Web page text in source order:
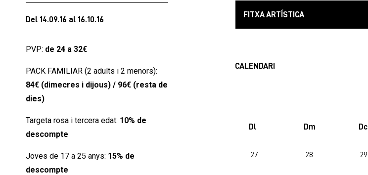
Del 14.09.16 al 16.10.16
PVP: de 24 a 32€
PACK FAMILIAR (2 adults i 2 menors):
84€ (dimecres i dijous) / 96€ (resta de
dies)
Targeta rosa i tercera edat: 10% de
descompte
Joves de 17 a 25 anys: 15% de
descompte
FITXA ARTÍSTICA
CALENDARI
Dl Dm Dc
No hi ha cap activitat aquest mes
27 28 29